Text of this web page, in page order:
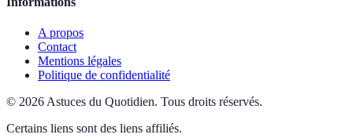
A propos
Contact
Mentions légales
Politique de confidentialité
© 2026 Astuces du Quotidien. Tous droits réservés.
Certains liens sont des liens affiliés.